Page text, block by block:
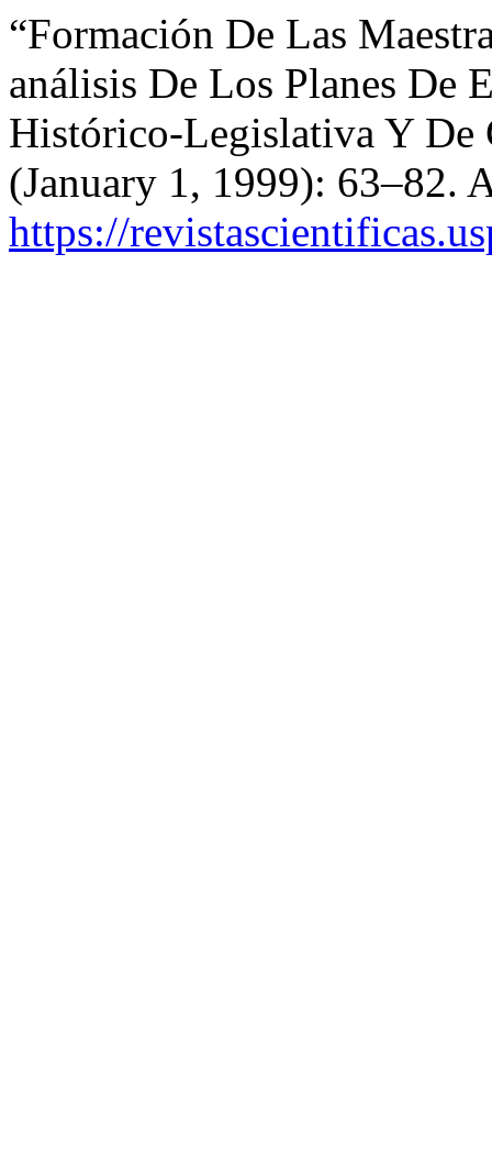
“Formación De Las
análisis De Los Planes De
Histórico-Legislativa Y De
(January 1, 1999): 63–82.
https://